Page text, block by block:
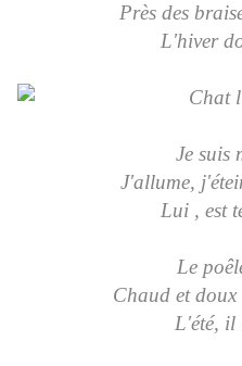
Près des
L'hiver
Je suis
J'allume,
Lui , est
Le
Chaud et doux
L'été, il